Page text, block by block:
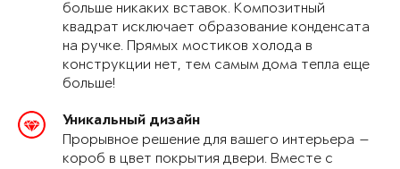
больше никаких вставок. Композитный
квадрат исключает образование конденсата
на ручке. Прямых мостиков холода в
конструкции нет, тем самым дома тепла еще
больше!
Уникальный дизайн
Прорывное решение для вашего интерьера —
короб в цвет покрытия двери. Вместе с